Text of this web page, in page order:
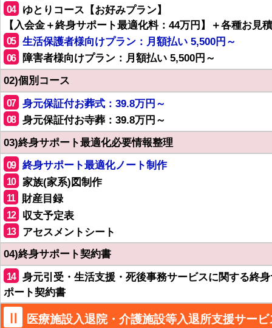
04
ゆとりコース【お好みプラン】
【入会金＋終身サポート最適化料：44万円】＋各種お見
05 生活保護者様向けプラン：月額払い 5,500円～
06
障害者様向けプラン：月額払い 5,500円～
02)個別コース
07 身元保証付お葬式：39.8万円～
08
身元保証付お寺葬：39.8万円～
03)終身サポート最適化必要情報整理
09 終身サポート最適化ノート制作
10 家族(家系)図制作
11 財産目録
12 収支予定表
13
アセスメントシート
04)終身サポート契約書
14
身元引受・生活支援・死後事務サービスに関する終
ポート契約書
Ⅱ 医療施設入退院・介護施設等入退所支援サービ